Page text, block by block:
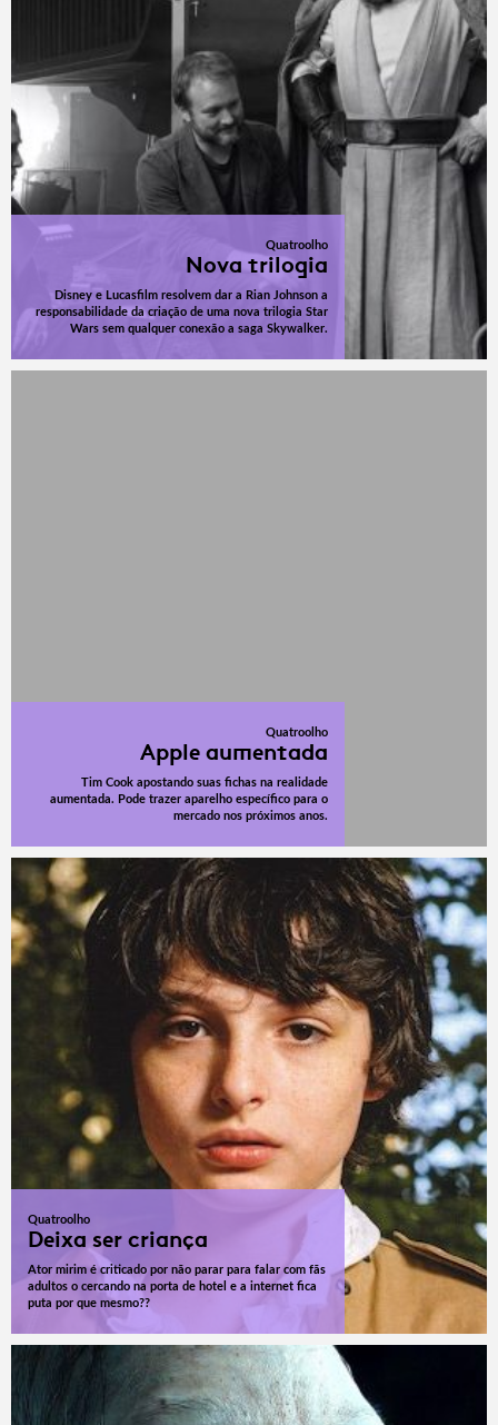
Quatroolho
Nova trilogia
Disney e Lucasfilm resolvem dar a Rian Johnson a
responsabilidade da criação de uma nova trilogia Star
Wars sem qualquer conexão a saga Skywalker.
Quatroolho
Apple aumentada
Tim Cook apostando suas fichas na realidade
aumentada. Pode trazer aparelho específico para o
mercado nos próximos anos.
Quatroolho
Deixa ser criança
Ator mirim é criticado por não parar para falar com fãs
adultos o cercando na porta de hotel e a internet fica
puta por que mesmo??